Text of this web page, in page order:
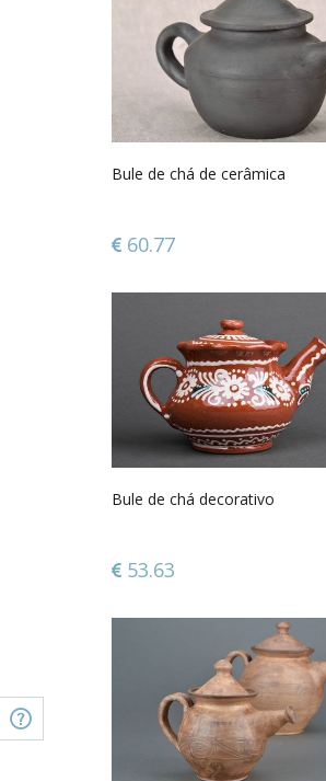
Bule de chá de cerâmica
60.77
Bule de chá decorativo
53.63